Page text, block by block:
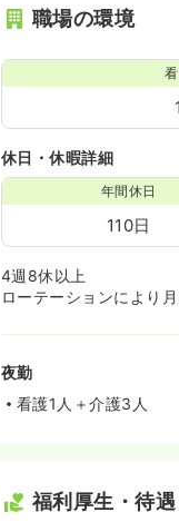
職場の環境
休日・休暇詳細
年間休日
110日
4週8休以上
ローテーションにより
夜勤
看護1人＋介護3人
福利厚生・待遇